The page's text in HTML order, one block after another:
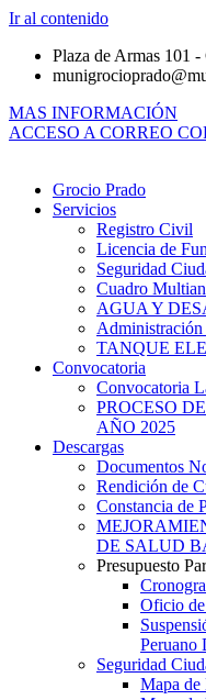
Ir al contenido
Plaza de Armas 101
MAS INFORMACIÓN
ACCESO A CORREO
Grocio Prado
Servicios
Registro Civil
Licencia de
Seguridad
Cuadro
AGUA Y
Administración
TANQUE
Convocatoria
Convocatoria
PROCESO
AÑO 2025
Descargas
Documentos
Rendición de
Constancia de
DE SALUD
Presupuesto
Oficio
Peruano
Seguridad
Mapa